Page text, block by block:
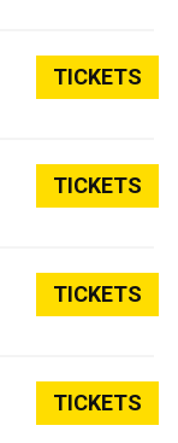
TICKETS
TICKETS
TICKETS
TICKETS